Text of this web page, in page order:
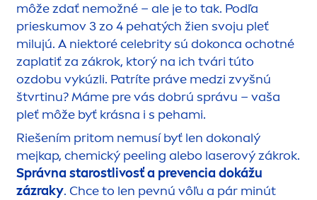
môže zdať nemožné – ale je to tak. Podľa
prieskumov 3 zo 4 pehatých žien svoju pleť
milujú. A niektoré celebrity sú dokonca ochotné
zaplatiť za zákrok, ktorý na ich tvári túto
ozdobu vykúzli. Patríte práve medzi zvyšnú
štvrtinu? Máme pre vás dobrú správu – vaša
pleť môže byť krásna i s pehami.
Riešením pritom nemusí byť len dokonalý
mejkap, chemický peeling alebo laserový zákrok.
Správna starostlivosť a prevencia dokážu
zázraky. Chce to len pevnú vôľu a pár minút